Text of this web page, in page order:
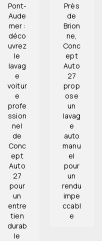
Pont-
Aude
mer :
déco
uvrez
le
lavag
e
voitur
e
profe
ssion
nel
de
Conc
ept
Auto
27
pour
un
entre
tien
durab
le
Près
de
Brion
ne,
Conc
ept
Auto
27
prop
ose
un
lavag
e
auto
manu
el
pour
un
rendu
impe
ccabl
e